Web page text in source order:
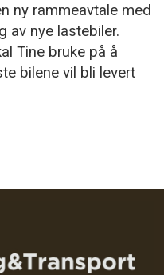
ny rammeavtale med
av nye lastebiler.
Tine bruke på å
bilene vil bli levert